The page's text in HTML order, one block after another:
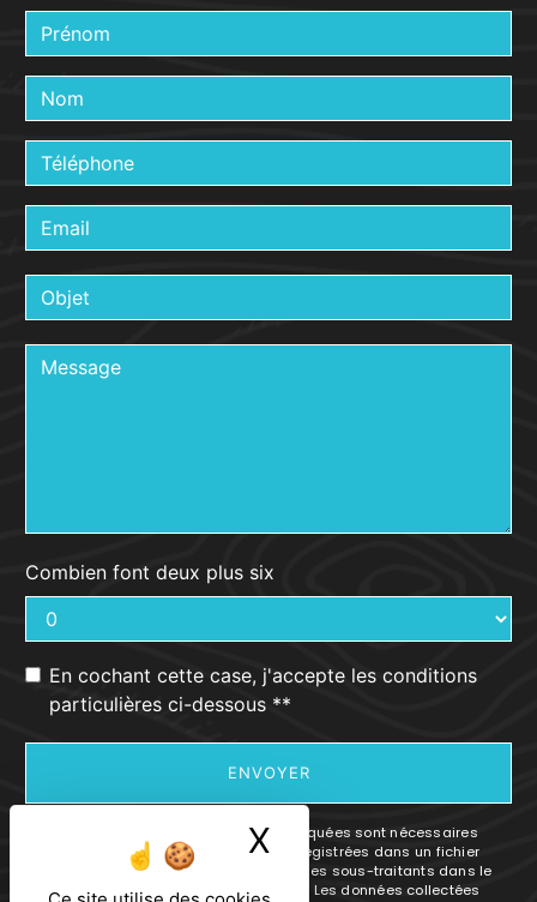
X Masquer le
Combien font deux plus six
En cochant cette case, j'accepte les conditions
particulières ci-dessous **
ENVOYER
** Les données personnelles communiquées sont nécessaires
aux fins de vous contacter et sont enregistrées dans un fichier
informatisé. Elles sont destinées à et ses sous-traitants dans le
seul but de répondre à votre message. Les données collectées